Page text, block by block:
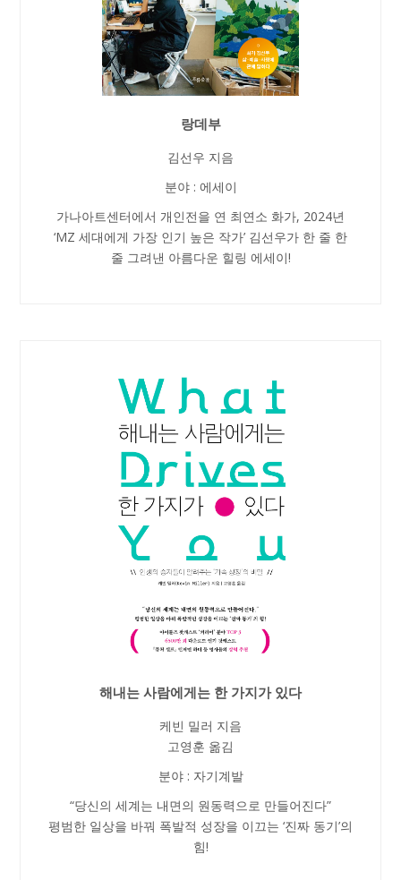
랑데부
김선우 지음
분야 : 에세이
가나아트센터에서 개인전을 연 최연소 화가, 2024년
‘MZ 세대에게 가장 인기 높은 작가’ 김선우가 한 줄 한
줄 그려낸 아름다운 힐링 에세이!
해내는 사람에게는 한 가지가 있다
케빈 밀러 지음
고영훈 옮김
분야 : 자기계발
“당신의 세계는 내면의 원동력으로 만들어진다”
평범한 일상을 바꿔 폭발적 성장을 이끄는 ‘진짜 동기’의
힘!